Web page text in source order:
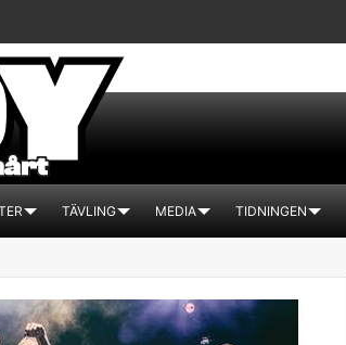
TÄVLING MEDIA TIDNINGEN